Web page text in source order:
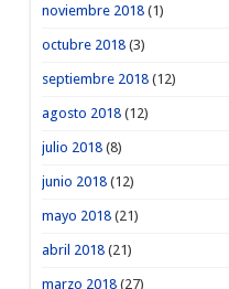
noviembre 2018(1)
octubre 2018(3)
septiembre 2018(12)
agosto 2018(12)
julio 2018(8)
junio 2018(12)
mayo 2018(21)
abril 2018(21)
marzo 2018(27)